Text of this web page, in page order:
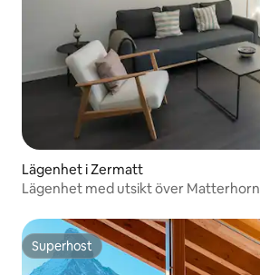
Lägenhet i Zermatt
Lägenhet med utsikt över Matterhorn
Superhost
Superhost